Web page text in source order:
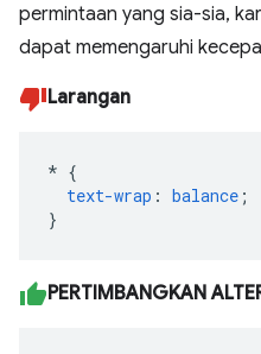
permintaan yang sia-sia,
dapat memengaruhi
Larangan
* {
text-wrap : balance ;
}
PERTIMBANGKAN